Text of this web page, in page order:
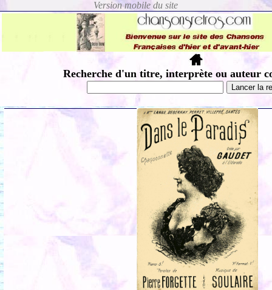
Recherche d'un titre, interprète ou auteur